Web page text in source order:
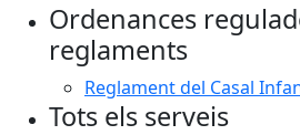
Ordenances
reglaments
Reglament del Casal
Tots els serveis